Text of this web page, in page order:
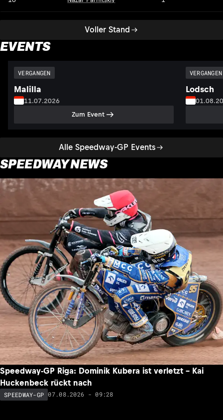
Voller Stand
EVENTS
Alle Speedway-GP Events
VERGANGEN
Malilla
11.07.2026
Zum Event
VERGANGEN
Lodsch
SPEEDWAY NEWS
Speedway-GP Riga: Dominik Kubera ist verletzt – Kai
Huckenbeck rückt nach
SPEEDWAY-GP 07.08.2026 - 09:28